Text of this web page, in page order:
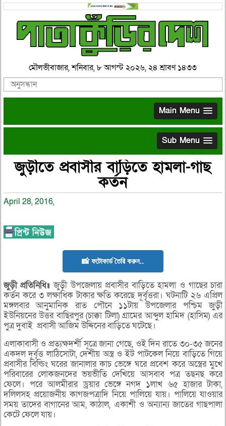
মৌলভীবাজার, শনিবার, ৮ আগস্ট ২০২৬, ২৪ শ্রাবণ ১৪৩৩
Main Menu
Sub Menu
জুড়ীতে প্রবাসীর বাড়িতে হামলা-গাছ
কর্তন
April 28, 2016,
📸 ফটোকার্ড তৈরি করুন..
জুড়ী প্রতিনিধি॥ জুড়ী উপজেলায় প্রবাসীর বাড়িতে হামলা ও গাছের চারা
কর্তন করে ৩ লক্ষাধিক টাকার ক্ষতি করেছে দূর্বৃত্তরা। ঘটনাটি ২৬ এপ্রিল
মঙ্গলবার আনুমানিক রাত পৌনে ১১টায় উপজেলার পশ্চিম জুড়ী
ইউনিয়নের উত্তর বাছিরপুর (চাক্কা টিলা) গ্রামের আব্দুল হামিদ (হাসিম) এর
পুত্র দুবাই প্রবাসী আজিম উদ্দিনের বাড়িতে ঘটেছে।
এলাকাবাসী ও প্রত্যক্ষদর্শী সূত্রে জানা গেছে, ওই দিন রাতে ৩০-৩৫ জনের
একদল দূর্বৃত্ত লাঠিসোটা, দেশীয় অস্ত্র ও ইট পাটকেল নিয়ে বাড়িতে গিয়ে
প্রবাসীর বিল্ডিং ঘরের জানালার কাচ ভেঙ্গে ঘরে প্রবেশ করে অস্ত্রের মুখে
পরিবারের লোকজনদের ভয়ভীতি দেখিয়ে আসবাব পত্র তছনছ করে
ফেলে। পরে আলমীরার ড্রয়ার ভেঙ্গে নগদ ১লাখ ৬৫ হাজার টাকা,
দলিলসহ প্রয়োজনীয় কাগজপত্রাদি নিয়ে পালিয়ে যায়। পালিয়ে যাওয়ার
সময় তাদের বাগানের আম, কাঠাল, একাশী ও অন্যান্য জাতের গাছপালা
কেটে ফেলে যায়।